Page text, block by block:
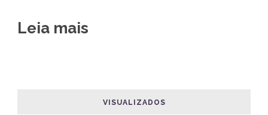
Leia mais
VISUALIZADOS